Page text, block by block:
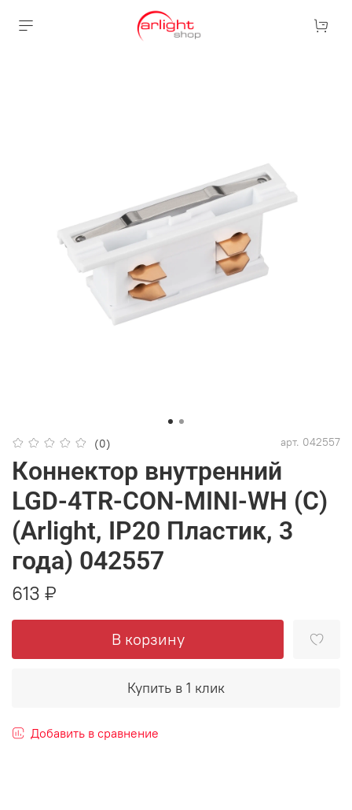
(0) арт. 042557
Коннектор внутренний
LGD-4TR-CON-MINI-WH (C)
(Arlight, IP20 Пластик, 3
года) 042557
613 ₽
В корзину
Купить в 1 клик
Добавить в сравнение